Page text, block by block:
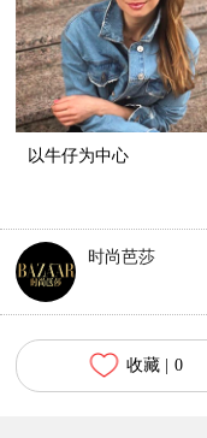
以牛仔为中心
时尚芭莎
收藏 | 0